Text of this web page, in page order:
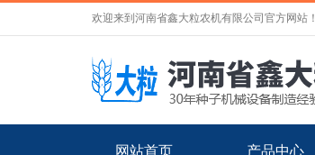
欢迎来到河南省鑫大粒农机有限公司官方网站！
网站首页 产品中心